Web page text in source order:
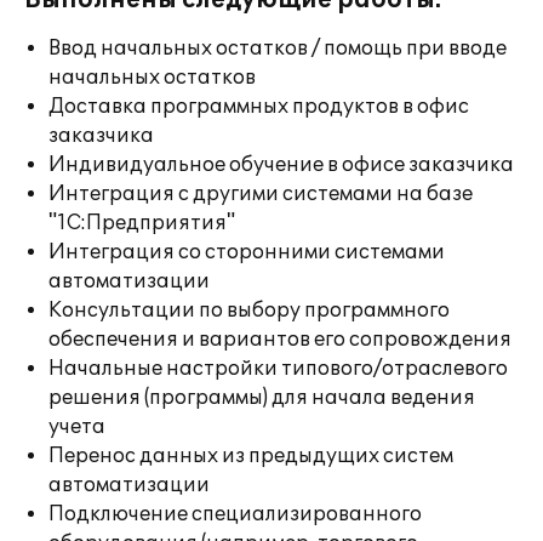
Ввод начальных остатков / помощь при вводе
начальных остатков
Доставка программных продуктов в офис
заказчика
Индивидуальное обучение в офисе заказчика
Интеграция с другими системами на базе
"1С:Предприятия"
Интеграция со сторонними системами
автоматизации
Консультации по выбору программного
обеспечения и вариантов его сопровождения
Начальные настройки типового/отраслевого
решения (программы) для начала ведения
учета
Перенос данных из предыдущих систем
автоматизации
Подключение специализированного